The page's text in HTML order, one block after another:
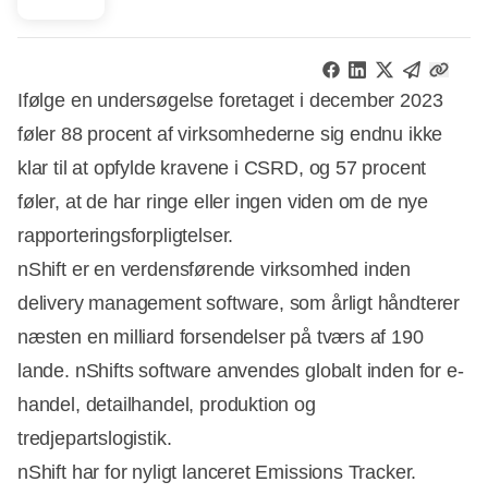
Ifølge en undersøgelse foretaget i december 2023
føler 88 procent af virksomhederne sig endnu ikke
klar til at opfylde kravene i CSRD, og 57 procent
føler, at de har ringe eller ingen viden om de nye
rapporteringsforpligtelser.
nShift er en verdensførende virksomhed inden
delivery management software, som årligt håndterer
næsten en milliard forsendelser på tværs af 190
lande. nShifts software anvendes globalt inden for e-
handel, detailhandel, produktion og
tredjepartslogistik.
nShift har for nyligt lanceret Emissions Tracker.